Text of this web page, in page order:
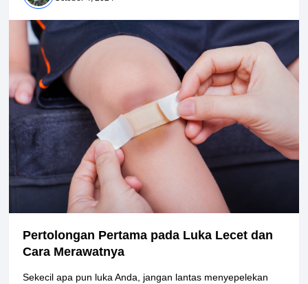
Pertolongan Pertama pada Luka Lecet dan
Cara Merawatnya
Sekecil apa pun luka Anda, jangan lantas menyepelekan